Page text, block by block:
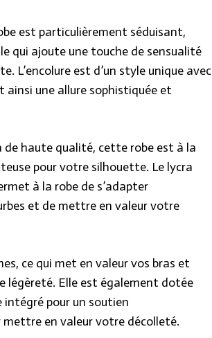
est particulièrement séduisant,
qui ajoute une touche de sensualité
L’encolure est d’un style unique avec
ainsi une allure sophistiquée et
de haute qualité, cette robe est à la
pour votre silhouette. Le lycra
à la robe de s’adapter
et de mettre en valeur votre
ce qui met en valeur vos bras et
légèreté. Elle est également dotée
intégré pour un soutien
en valeur votre décolleté.